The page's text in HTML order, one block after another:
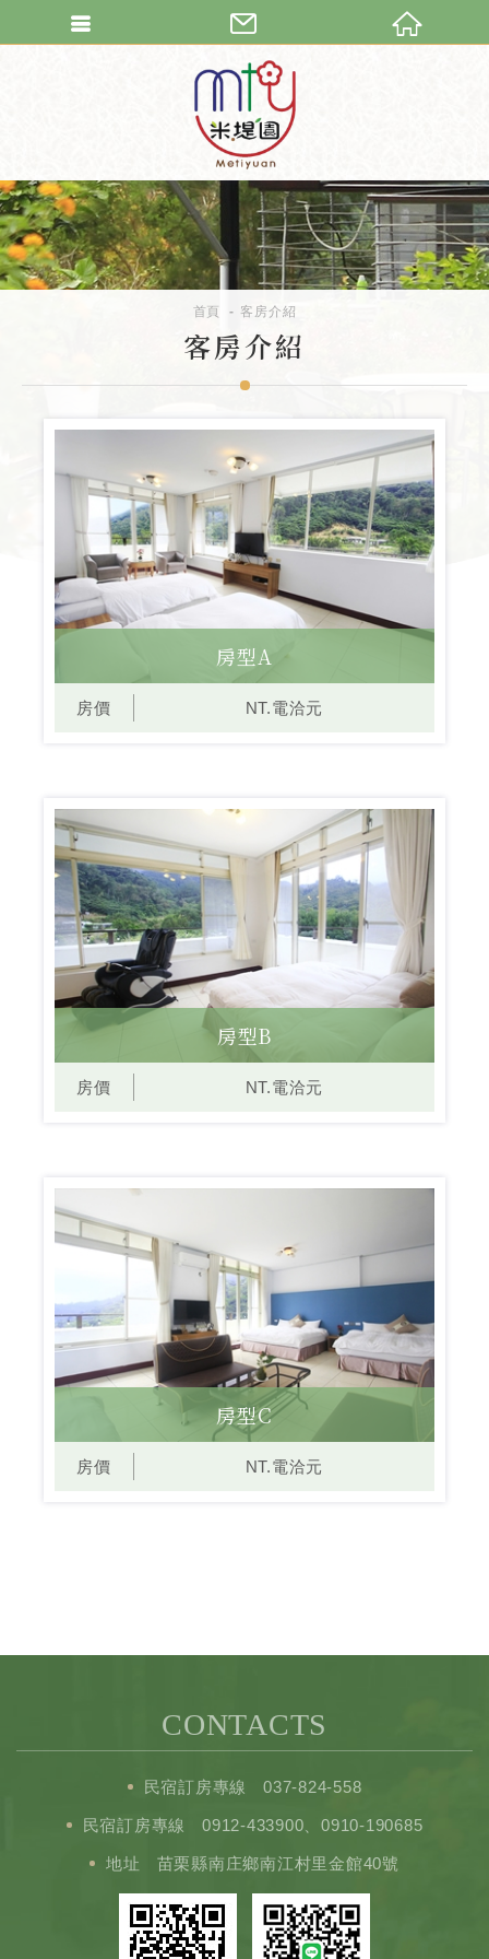
首頁 客房介紹
客房介紹
房型A
房價 NT.電洽元
房型B
房價 NT.電洽元
房型C
房價 NT.電洽元
CONTACTS
民宿訂房專線 037-824-558
民宿訂房專線 0912-433900 、0910-190685
地址 苗栗縣南庄鄉南江村里金館40號
繁體中文